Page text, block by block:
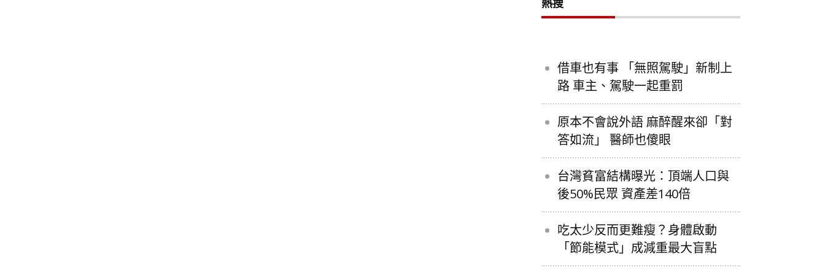
熱搜
借車也有事 「無照駕駛」新制上
路 車主、駕駛一起重罰
原本不會說外語 麻醉醒來卻「對
答如流」 醫師也傻眼
台灣貧富結構曝光：頂端人口與
後50%民眾 資產差140倍
吃太少反而更難瘦？身體啟動
「節能模式」成減重最大盲點